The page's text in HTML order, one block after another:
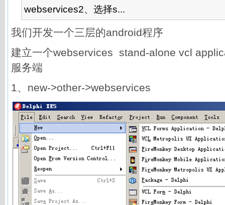
webservices2、选择s...
我们开发一个三层的android程序
建立一个webservices stand-alone vcl
服务端
1、new->other->webservices